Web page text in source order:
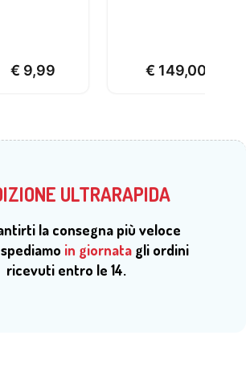
€ 9,99 € 149,00
ULTRARAPIDA
la consegna più veloce
in giornata gli ordini
ricevuti entro le 14.